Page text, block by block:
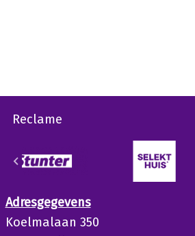
Reclame
Adresgegevens
Koelmalaan 350